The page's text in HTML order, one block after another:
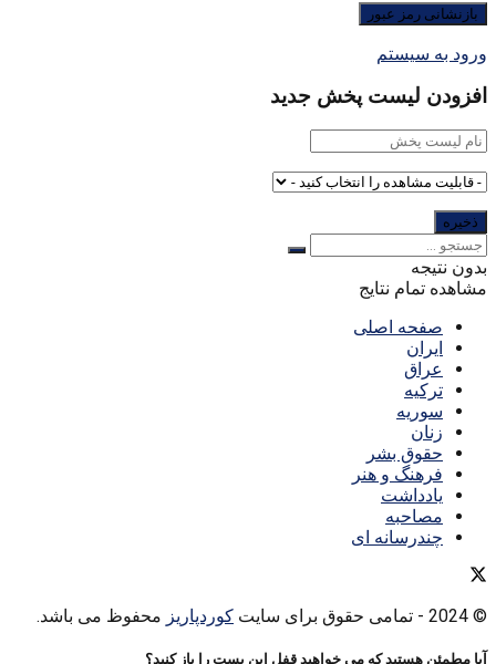
ورود به سیستم
افزودن لیست پخش جدید
بدون نتیجه
مشاهده تمام نتایج
صفحه اصلی
ایران
عراق
ترکیه
سوریه
زنان
حقوق بشر
فرهنگ و هنر
یادداشت
مصاحبه
چندرسانه ای
© 2024 - تمامی حقوق برای سایت کوردپاریز محفوظ می باشد.
آیا مطمئن هستید که می خواهید قفل این پست را باز کنید؟